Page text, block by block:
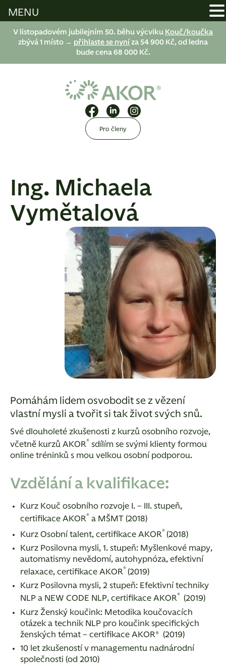
V listopadovém jubilejním 50. běhu výcviku Kouč/koučka
zbývá 1 místo → přihlaste se nyní za 54 900 Kč, od ledna
bude cena 68 000 Kč.
Pro členy
Ing. Michaela
Vymětalová
Pomáhám lidem osvobodit se z vězení
vlastní mysli a tvořit si tak život svých snů.
Své dlouholeté zkušenosti z kurzů osobního rozvoje,
včetně kurzů AKOR® sdílím se svými klienty formou
online tréninků s mou velkou osobní podporou.
Vzdělání a kvalifikace:
Kurz Kouč osobního rozvoje I. – III. stupeň,
certifikace AKOR® a MŠMT (2018)
Kurz Osobní talent, certifikace AKOR® (2018)
Kurz Posilovna mysli, 1. stupeň: Myšlenkové mapy,
automatismy nevědomí, autohypnóza, efektivní
relaxace, certifikace AKOR® (2019)
Kurz Posilovna mysli, 2 stupeň: Efektivní techniky
NLP a NEW CODE NLP, certifikace AKOR® (2019)
Kurz Ženský koučink: Metodika koučovacích
otázek a technik NLP pro koučink specifických
ženských témat – certifikace AKOR® (2019)
10 let zkušeností v managementu nadnárodní
společnosti (od 2010)
MENU